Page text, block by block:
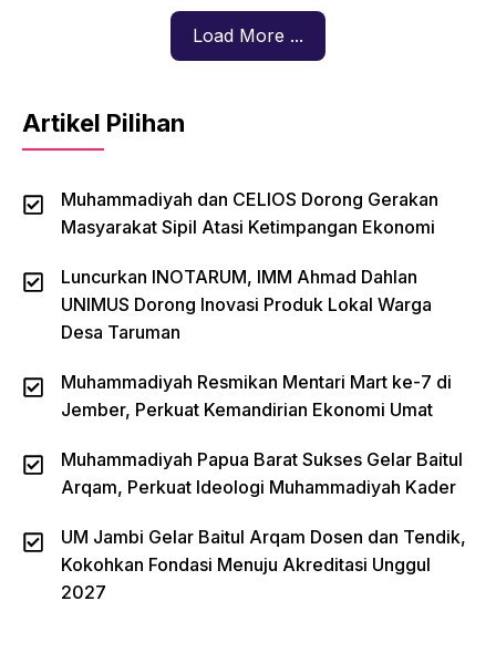
Load More ...
Artikel Pilihan
Muhammadiyah dan CELIOS Dorong Gerakan
Masyarakat Sipil Atasi Ketimpangan Ekonomi
Luncurkan INOTARUM, IMM Ahmad Dahlan
UNIMUS Dorong Inovasi Produk Lokal Warga
Desa Taruman
Muhammadiyah Resmikan Mentari Mart ke-7 di
Jember, Perkuat Kemandirian Ekonomi Umat
Muhammadiyah Papua Barat Sukses Gelar Baitul
Arqam, Perkuat Ideologi Muhammadiyah Kader
UM Jambi Gelar Baitul Arqam Dosen dan Tendik,
Kokohkan Fondasi Menuju Akreditasi Unggul
2027